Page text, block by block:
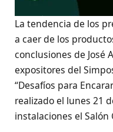
La tendencia de los
a caer de los
conclusiones de José
expositores del
“Desafíos para
realizado el lunes 21
instalaciones el Salón